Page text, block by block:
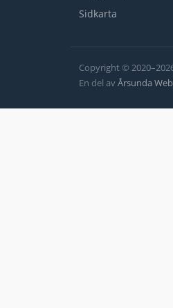
Sidkarta
Copyright ©
En del avÅrsunda